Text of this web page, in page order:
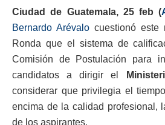
Ciudad de Guatemala, 25 feb (
Bernardo Arévalo cuestionó este
Ronda que el sistema de
Comisión de Postulación para
candidatos a dirigir el
considerar que privilegia el
encima de la calidad profesional,
de los aspirantes.